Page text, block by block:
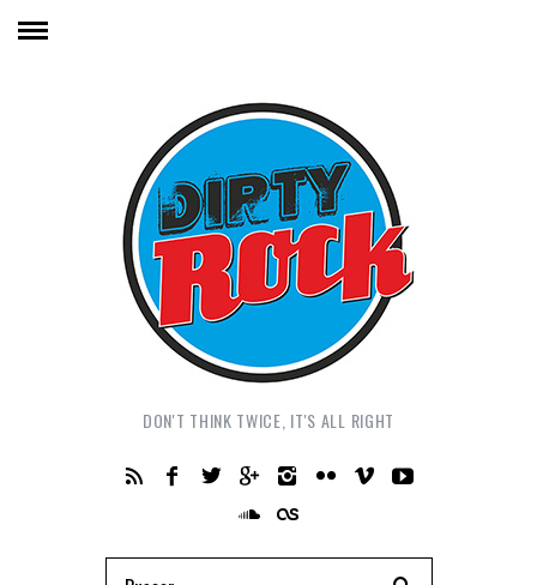
DON'T THINK TWICE, IT'S ALL RIGHT